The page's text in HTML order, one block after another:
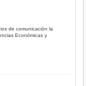
de comunicación la
Económicas y